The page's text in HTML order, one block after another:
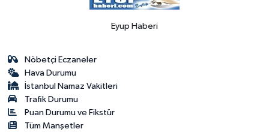
Eyup Haberi
Nöbetçi Eczaneler
Hava Durumu
İstanbul Namaz Vakitleri
Trafik Durumu
Puan Durumu ve Fikstür
Tüm Manşetler